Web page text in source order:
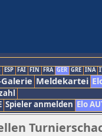
ESP FAI FIN FRA GER GRE INA
Meldekartei
Spieler anmelden Elo